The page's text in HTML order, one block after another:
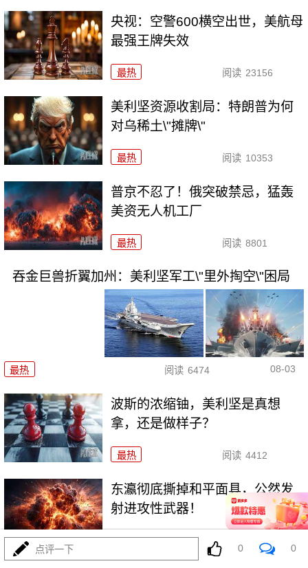
央视：空警600横空出世，美航母
最强王牌失效
最热 阅读 23156
美利坚资源收割局：特朗普为何
对乌稀土\"摊牌\"
最热 阅读 10353
普京不忍了！俄突破禁忌，猛轰
美资无人机工厂
最热 阅读 8801
吞金巨兽折翼加州：美利坚军工\"里外掏空\"困局
最热 阅读 6474 08-03
波斯的浓缩铀，美利坚是真想
拿，还是做样子？
最热 阅读 4412
东瀛彻底撕掉和平面具，公然发
射进攻性武器！
最热 11238
点评一下 0 0